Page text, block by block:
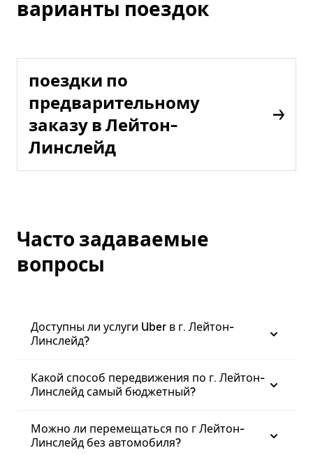
варианты поездок
поездки по
предварительному
заказу в Лейтон-
Линслейд
Часто задаваемые
вопросы
Доступны ли услуги Uber в г. Лейтон-
Линслейд?
Какой способ передвижения по г. Лейтон-
Линслейд самый бюджетный?
Можно ли перемещаться по г Лейтон-
Линслейд без автомобиля?